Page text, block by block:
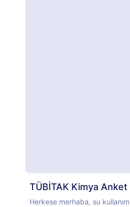
TÜBİTAK Kimya
Herkese merhaba, su